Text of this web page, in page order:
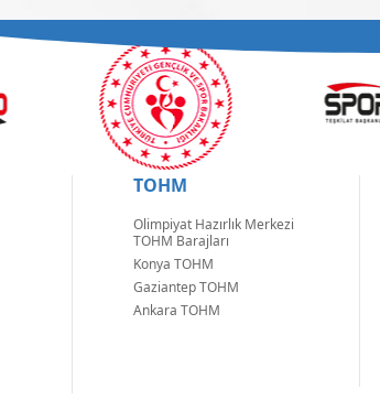
TOHM
Olimpiyat Hazırlık Merkezi
TOHM Barajları
Konya TOHM
Gaziantep TOHM
Ankara TOHM